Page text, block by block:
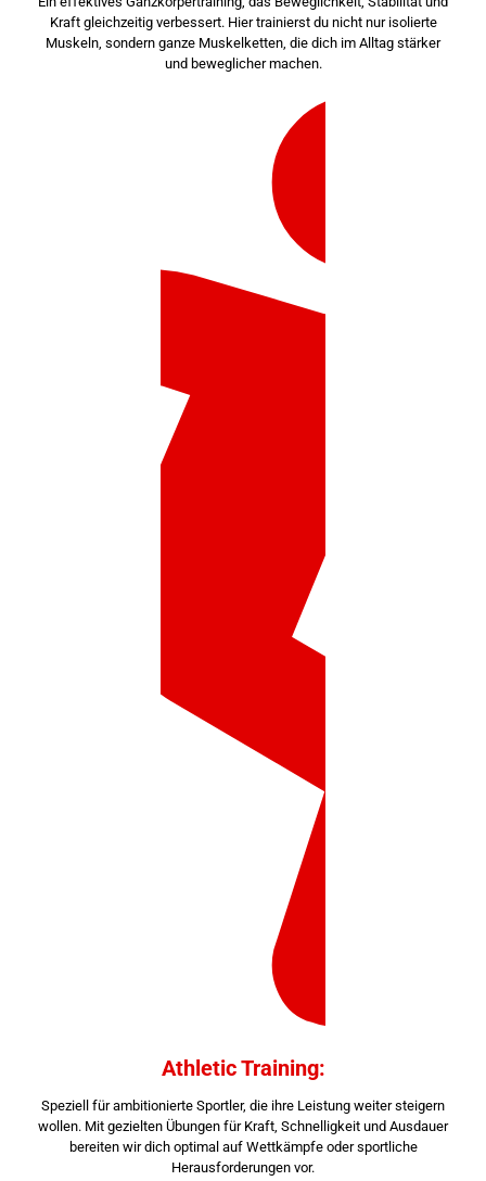
Kraft gleichzeitig verbessert. Hier trainierst du nicht nur isolierte
Muskeln, sondern ganze Muskelketten, die dich im Alltag stärker
und beweglicher machen.
Athletic Training:
Speziell für ambitionierte Sportler, die ihre Leistung weiter steigern
wollen. Mit gezielten Übungen für Kraft, Schnelligkeit und Ausdauer
bereiten wir dich optimal auf Wettkämpfe oder sportliche
Herausforderungen vor.